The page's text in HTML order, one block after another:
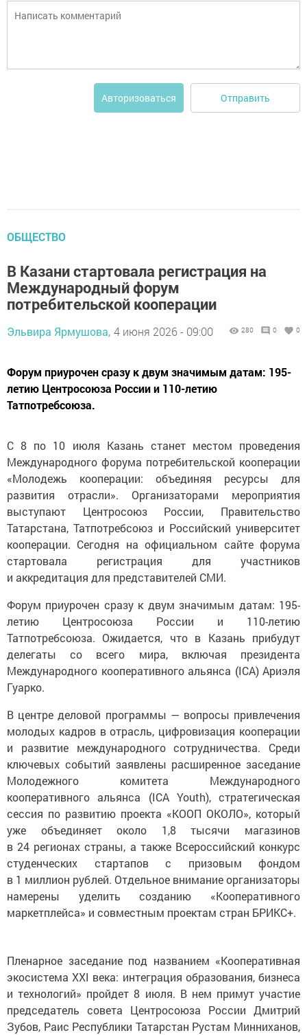
Авторизоваться Отправить
ОБЩЕСТВО
В Казани стартовала регистрация на
Международный форум
потребительской кооперации
Эльвира Ярмушова, 4 июня 2026 - 09:00 280 0 0
Форум приурочен сразу к двум значимым датам: 195-
летию Центросоюза России и 110-летию
Татпотребсоюза.
С 8 по 10 июля Казань станет местом проведения
Международного форума потребительской кооперации
«Молодежь кооперации: объединяя ресурсы для
развития отрасли». Организаторами мероприятия
выступают Центросоюз России, Правительство
Татарстана, Татпотребсоюз и Российский университет
кооперации. Сегодня на официальном сайте форума
стартовала регистрация для участников
и аккредитация для представителей СМИ.
Форум приурочен сразу к двум значимым датам: 195-
летию Центросоюза России и 110-летию
Татпотребсоюза. Ожидается, что в Казань прибудут
делегаты со всего мира, включая президента
Международного кооперативного альянса (ICA) Ариэля
Гуарко.
В центре деловой программы — вопросы привлечения
молодых кадров в отрасль, цифровизация кооперации
и развитие международного сотрудничества. Среди
ключевых событий заявлены расширенное заседание
Молодежного комитета Международного
кооперативного альянса (ICA Youth), стратегическая
сессия по развитию проекта «КООП ОКОЛО», который
уже объединяет около 1,8 тысячи магазинов
в 24 регионах страны, а также Всероссийский конкурс
студенческих стартапов с призовым фондом
в 1 миллион рублей. Отдельное внимание организаторы
намерены уделить созданию «Кооперативного
маркетплейса» и совместным проектам стран БРИКС+.
Пленарное заседание под названием «Кооперативная
экосистема XXI века: интеграция образования, бизнеса
и технологий» пройдет 8 июля. В нем примут участие
председатель совета Центросоюза России Дмитрий
Зубов, Раис Республики Татарстан Рустам Минниханов,